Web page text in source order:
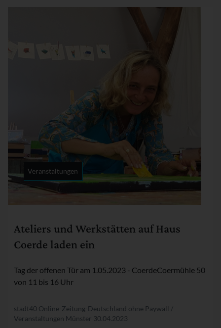
Ateliers und Werkstätten auf Haus
Coerde laden ein
Tag der offenen Tür am 1.05.2023 - CoerdeCoermühle 50
von 11 bis 16 Uhr
Veranstaltungen
stadt40 Online-Zeitung-Deutschland ohne Paywall /
Veranstaltungen Münster 30.04.2023